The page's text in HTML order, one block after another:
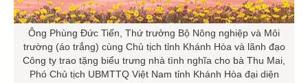
Ông Phùng Đức Tiến, Thứ trưởng Bộ Nông nghiệp và Môi
trường (áo trắng) cùng Chủ tịch tỉnh Khánh Hòa và lãnh đạo
Công ty trao tặng biểu trưng nhà tình nghĩa cho bà Thu Mai,
Phó Chủ tịch UBMTTQ Việt Nam tỉnh Khánh Hòa đại diện